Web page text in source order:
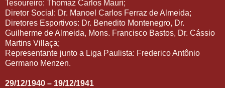
Tesoureiro: Thomaz Carlos Mauri;
Diretor Social: Dr. Manoel Carlos Ferraz de Almeida;
Diretores Esportivos: Dr. Benedito Montenegro, Dr.
Guilherme de Almeida, Mons. Francisco Bastos, Dr. Cássio
Martins Villaça;
Representante junto a Liga Paulista: Frederico Antônio
Germano Menzen.
29/12/1940 – 19/12/1941